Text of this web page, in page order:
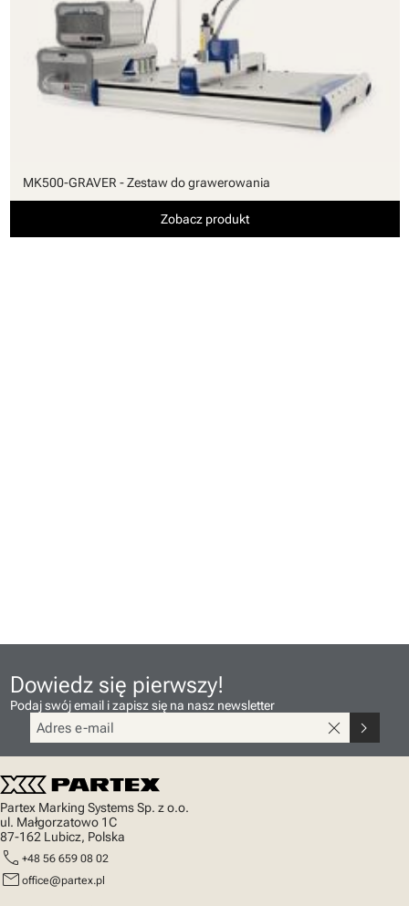
MK500-GRAVER - Zestaw do grawerowania
Zobacz produkt
Dowiedz się pierwszy!
Podaj swój email i zapisz się na nasz newsletter
close chevron_right
Partex Marking Systems Sp. z o.o.
ul. Małgorzatowo 1C
87-162 Lubicz, Polska
call +48 56 659 08 02
mail office@partex.pl